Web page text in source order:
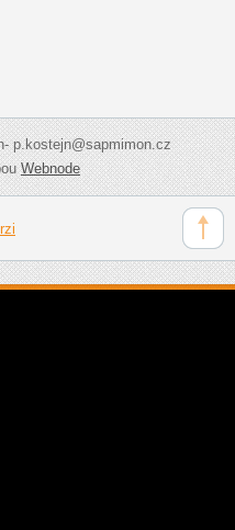
p.kostejn@sapmimon.cz
Webnode